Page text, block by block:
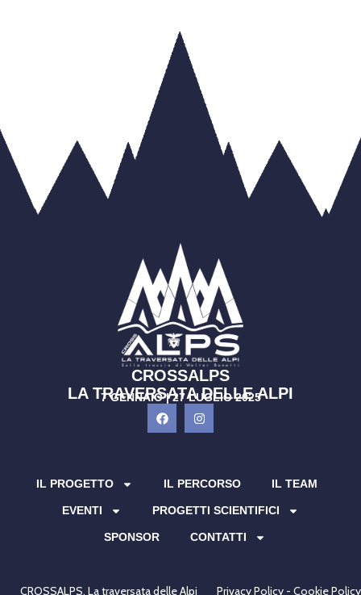
CROSSALPS
LA TRAVERSATA DELLE ALPI
7 GENNAIO | 27 LUGLIO 2025
IL PROGETTO IL PERCORSO IL TEAM
EVENTI PROGETTI SCIENTIFICI
SPONSOR CONTATTI
CROSSALPS. La traversata delle Alpi Privacy Policy - Cookie Policy